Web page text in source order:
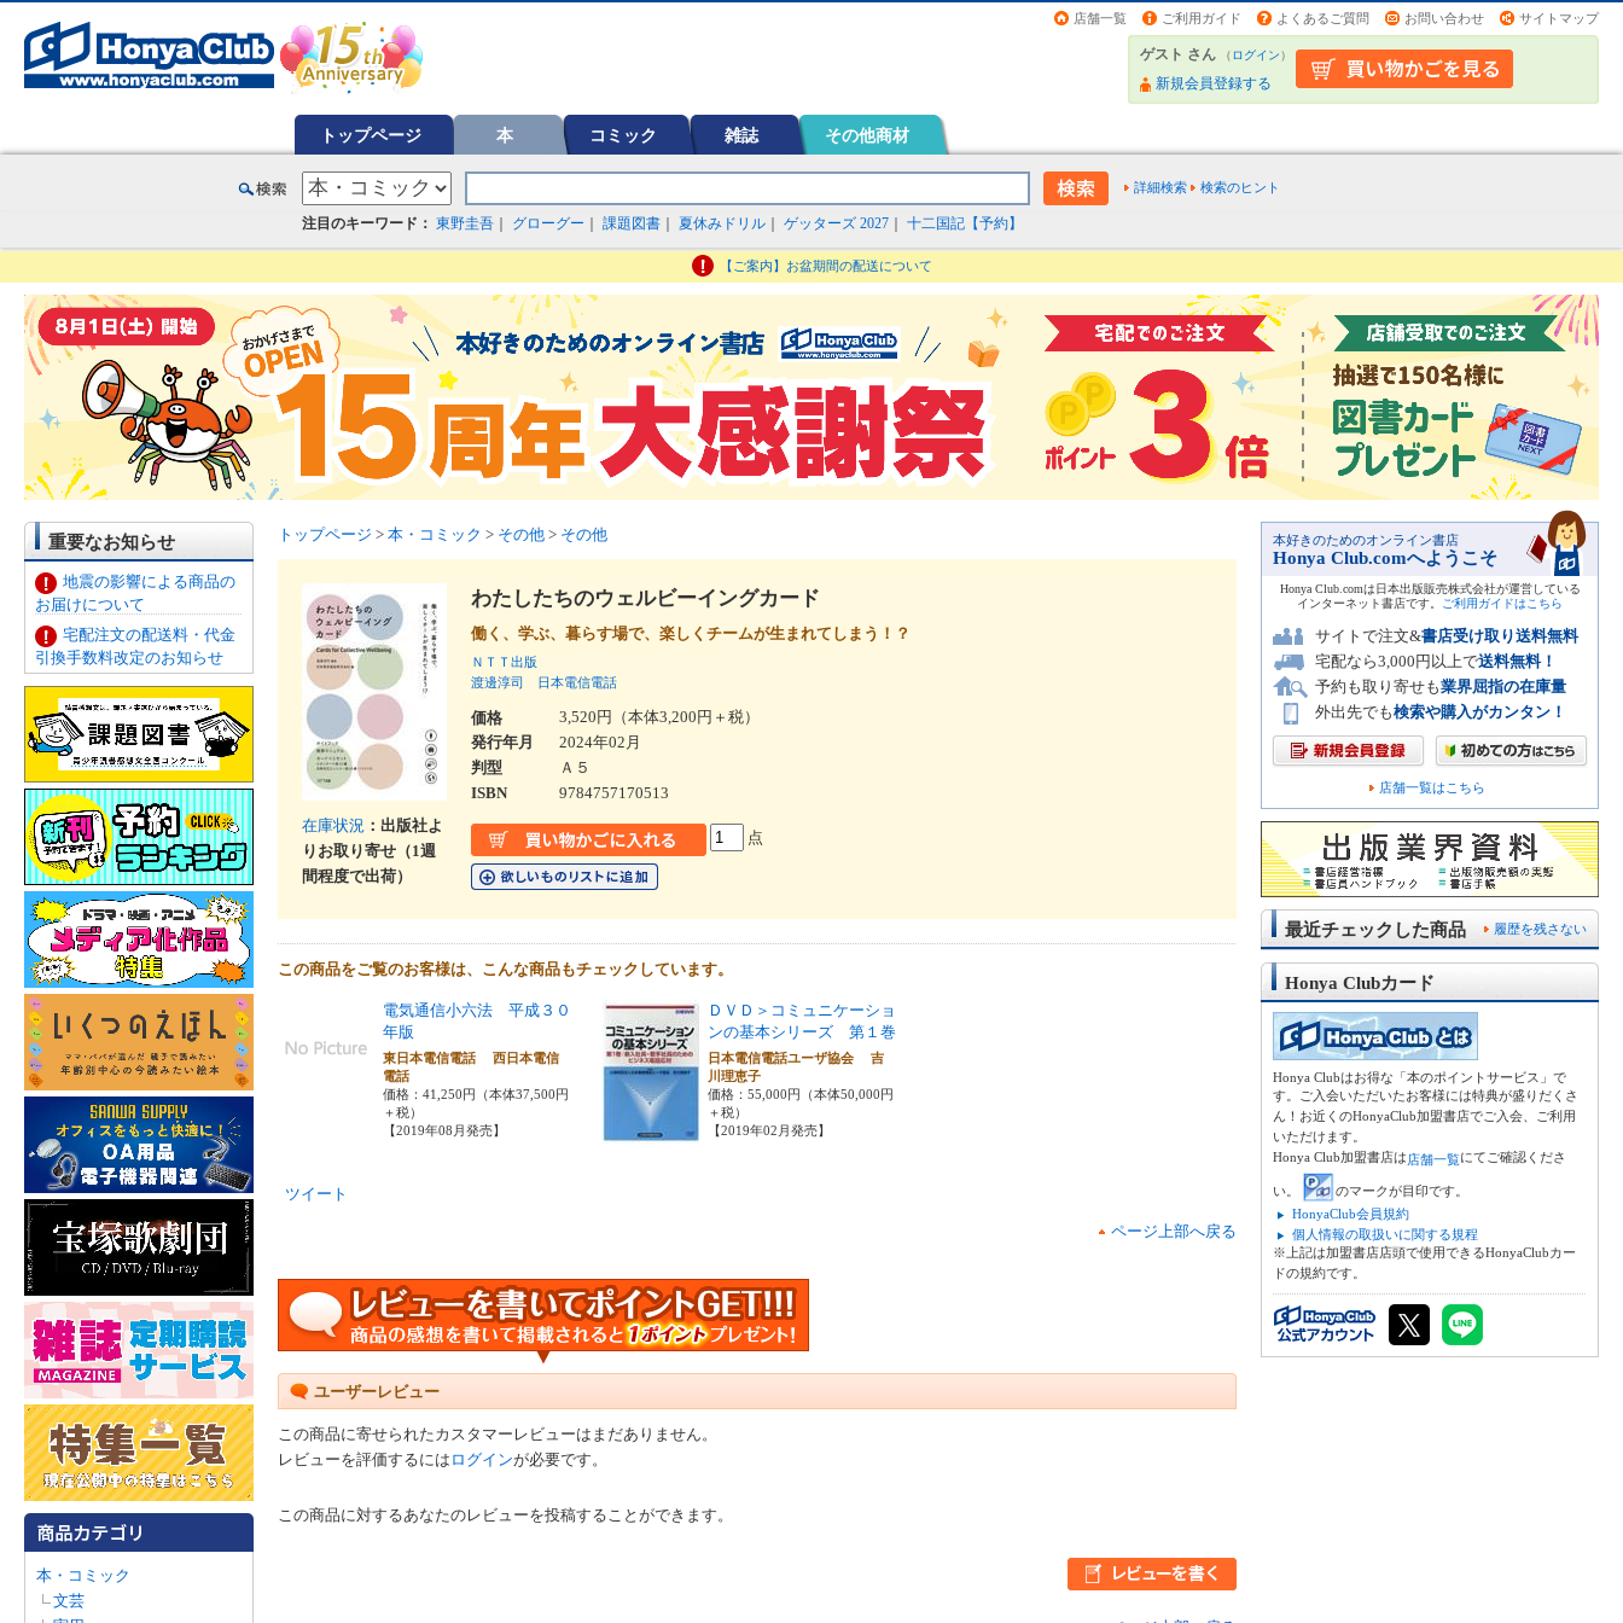
店舗一覧 ご利用ガイド よくあるご質問 お問い合わせ サイトマップ
ゲスト さん （ログイン）
新規会員登録する
トップページ 本 コミック 雑誌 その他商材
詳細検索 検索のヒント
注目のキーワード： 東野圭吾 グローグー 課題図書 夏休みドリル ゲッターズ 2027 十二国記【予約】
【ご案内】お盆期間の配送について
重要なお知らせ
地震の影響による商品の
お届けについて
宅配注文の配送料・代金
引換手数料改定のお知らせ
本・コミック
文芸
トップページ > 本・コミック > その他 > その他
在庫状況 ：出版社よ
りお取り寄せ（1週
間程度で出荷）
わたしたちのウェルビーイングカード
働く、学ぶ、暮らす場で、楽しくチームが生まれてしまう！？
ＮＴＴ出版
渡邊淳司
日本電信電話
価格
3,520円（本体3,200円＋税）
発行年月
2024年02月
判型
Ａ５
ISBN
9784757170513
点
この商品をご覧のお客様は、こんな商品もチェックしています。
電気通信小六法 平成３０
年版
東日本電信電話 西日本電信
電話
価格：41,250円（本体37,500円
＋税）
【2019年08月発売】
ＤＶＤ＞コミュニケーショ
ンの基本シリーズ 第１巻
日本電信電話ユーザ協会 吉
川理恵子
価格：55,000円（本体50,000円
＋税）
【2019年02月発売】
ツイート
ページ上部へ戻る
ユーザーレビュー
この商品に寄せられたカスタマーレビューはまだありません。
レビューを評価するには ログインが必要です。
この商品に対するあなたのレビューを投稿することができます。
本好きのためのオンライン書店
Honya Club.comへようこそ
Honya Club.comは日本出版販売株式会社が運営している
インターネット書店です。
ご利用ガイドはこちら
サイトで注文&書店受け取り送料無料
宅配なら3,000円以上で送料無料！
予約も取り寄せも業界屈指の在庫量
外出先でも検索や購入がカンタン！
店舗一覧はこちら
履歴を残さない
最近チェックした商品
Honya Clubカード
Honya Clubはお得な「本のポイントサービス」で
す。ご入会いただいたお客様には特典が盛りだくさ
ん！お近くのHonyaClub加盟書店でご入会、ご利用
いただけます。
Honya Club加盟書店は店舗一覧にてご確認くださ
い。
のマークが目印です。
HonyaClub会員規約
個人情報の取扱いに関する規程
※上記は加盟書店店頭で使用できるHonyaClubカー
ドの規約です。